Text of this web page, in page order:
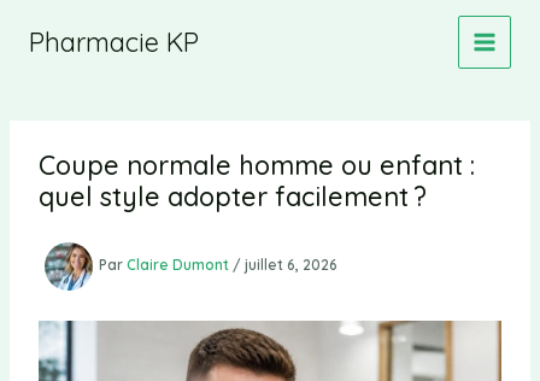
Pharmacie KP
Coupe normale homme ou enfant :
quel style adopter facilement ?
Par Claire Dumont / juillet 6, 2026